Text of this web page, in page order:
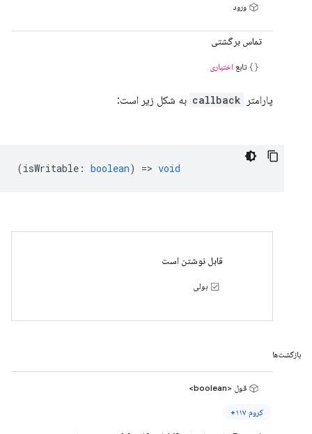
ورود
تماس برگشتی
تابع اختیاری
پارامتر callback به شکل زیر است:
(isWritable : boolean) => void
قابل نوشتن است
بولی
بازگشت‌ها
قول <boolean>
کروم ۱۱۷+